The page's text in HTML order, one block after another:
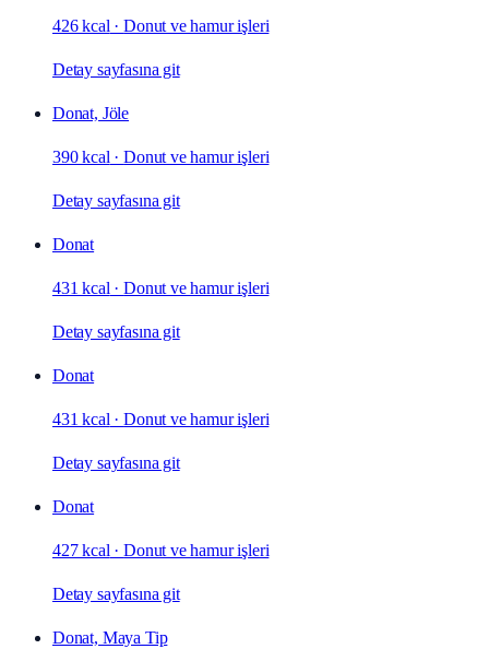
426 kcal ·Donut ve hamur işleri
Detay sayfasına git
Donat, Jöle
390 kcal ·Donut ve hamur işleri
Detay sayfasına git
Donat
431 kcal ·Donut ve hamur işleri
Detay sayfasına git
Donat
431 kcal ·Donut ve hamur işleri
Detay sayfasına git
Donat
427 kcal ·Donut ve hamur işleri
Detay sayfasına git
Donat, Maya Tip